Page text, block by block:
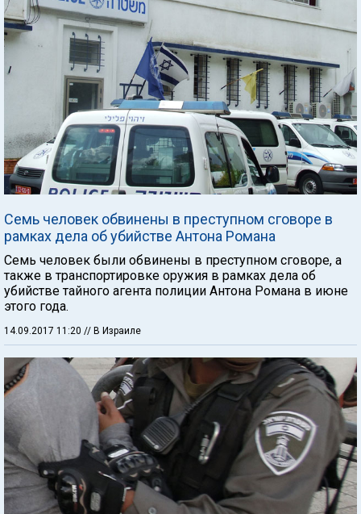
Семь человек обвинены в преступном сговоре в
рамках дела об убийстве Антона Романа
Семь человек были обвинены в преступном сговоре, а
также в транспортировке оружия в рамках дела об
убийстве тайного агента полиции Антона Романа в июне
этого года.
14.09.2017 11:20 // В Израиле